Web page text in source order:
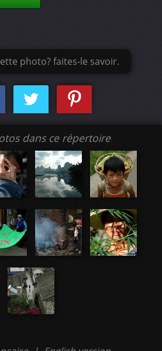
photo? faites-le savoir.
dans ce répertoire